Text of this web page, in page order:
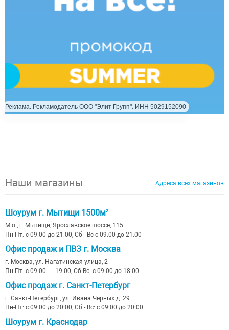
Реклама. Рекламодатель ООО "Элит Групп". ИНН 5029152090
Наши магазины Адреса всех магазинов
Шоурум г. Мытищи 1500м²
М.о., г. Мытищи, Ярославское шоссе, 115
Пн-Пт: с 09:00 до 21:00, Сб - Вс с 09:00 до 21:00
Офис продаж и ПВЗ г. Москва
г. Москва, ул. Нагатинская улица, 2
Пн-Пт: с 09:00 — 19:00, Сб-Вс: с 09:00 до 18:00
Офис продаж г. Санкт-Петербург
г. Санкт-Петербург, ул. Ивана Черных д. 29
Пн-Пт: с 09:00 до 20:00, Сб - Вс: с 09:00 до 20:00
Шоурум г. Краснодар